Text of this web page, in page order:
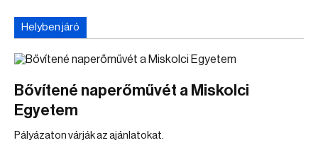
Helyben járó
Bővítené naperőművét a Miskolci
Egyetem
Pályázaton várják az ajánlatokat.